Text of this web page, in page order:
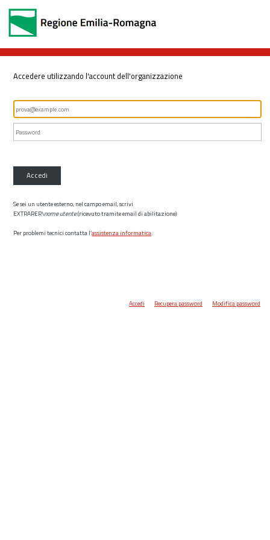
Accedere utilizzando l'account dell'organizzazione
Accedi
Se sei un utente esterno, nel campo email, scrivi
EXTRARER\nome utente(ricevuto tramite email di abilitazione)
Per problemi tecnici contatta l’assistenza informatica.
Accedi Recupera password Modifica password